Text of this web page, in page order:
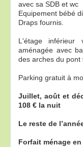
avec sa SDB et wc
Equipement bébé
Draps fournis.
L'étage
aménagée avec
des arches du pont
Parking gratuit à
Juillet, août et
108 € la nuit
Le reste de
Forfait ménage